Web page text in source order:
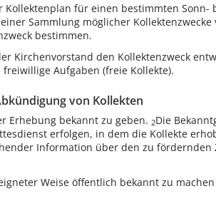
für einen bestimmten Sonn-
Sammlung möglicher
bestimmen.
Kirchenvorstand den Kollektenzweck
Aufgaben (freie Kollekte).
von Kollekten
Erhebung bekannt zu geben. 2Die
erfolgen, in dem die Kollekte
Information über den zu fördernden
Weise öffentlich bekannt zu